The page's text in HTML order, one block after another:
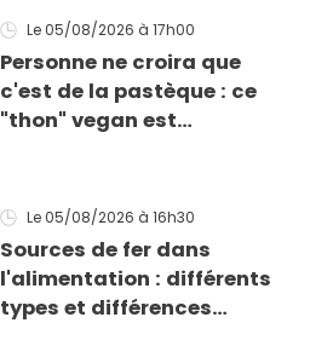
grillades
Le 05/08/2026 à 17h00
Personne ne croira que
c'est de la pastèque : ce
"thon" vegan est
Le 05/08/2026 à 16h30
Sources de fer dans
l'alimentation : différents
types et différences